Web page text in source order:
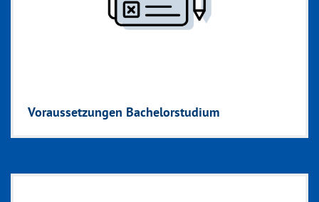
Voraussetzungen Bachelorstudium